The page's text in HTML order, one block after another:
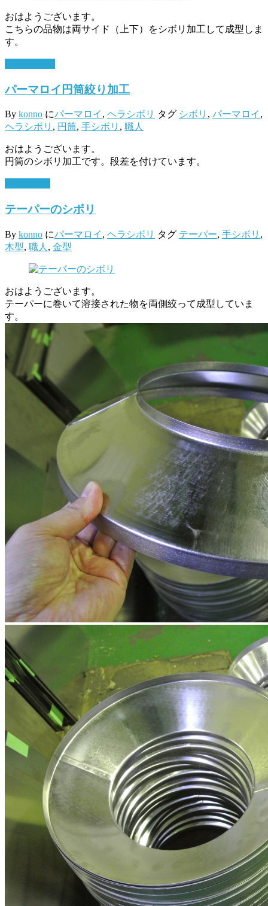
おはようございます。
こちらの品物は両サイド（上下）をシボリ加工して成型しま
す。
パーマロイ円筒絞り加工
By konno にパーマロイ , ヘラシボリ タグ シボリ , パーマロイ ,
ヘラシボリ , 円筒, 手シボリ , 職人
おはようございます。
円筒のシボリ加工です。段差を付けています。
テーパーのシボリ
By konno にパーマロイ , ヘラシボリ タグ テーパー, 手シボリ ,
木型, 職人 , 金型
おはようございます。
テーパーに巻いて溶接された物を両側絞って成型していま
す。